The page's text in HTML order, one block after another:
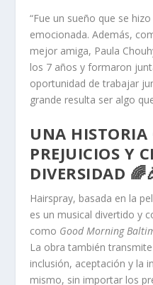
“Fue un sueño que se
emocionada. Además,
mejor amiga, Paula
los 7 años y formaron
oportunidad de trabajar
grande resulta ser algo
UNA HISTORIA
PREJUICIOS Y
DIVERSIDAD
Hairspray, basada en la
es un musical divertido y
como Good Morning
La obra también
inclusión, aceptación y la
mismo, sin importar los